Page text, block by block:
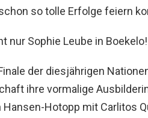
so tolle Erfolge feiern
nur Sophie Leube in Boekelo!
der diesjährigen
ihre vormalige
Hansen-Hotopp mit Carlitos